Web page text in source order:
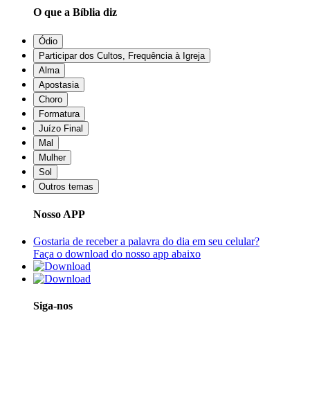
O que a Bíblia diz
Ódio
Participar dos Cultos, Frequência à Igreja
Alma
Apostasia
Choro
Formatura
Juízo Final
Mal
Mulher
Sol
Outros temas
Nosso APP
Gostaria de receber a palavra do dia em seu celular?
Faça o download do nosso app abaixo
Siga-nos